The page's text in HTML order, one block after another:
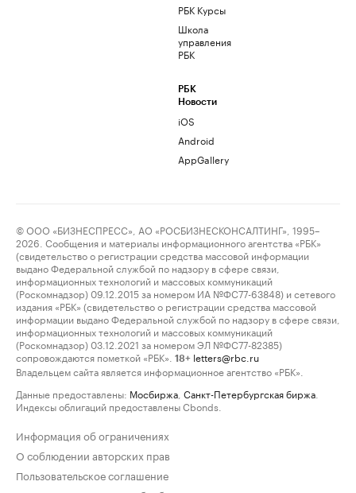
РБК Курсы
Школа
управления
РБК
РБК
Новости
iOS
Android
AppGallery
© ООО «БИЗНЕСПРЕСС», АО «РОСБИЗНЕСКОНСАЛТИНГ», 1995–
2026. Сообщения и материалы информационного агентства «РБК»
(свидетельство о регистрации средства массовой информации
выдано Федеральной службой по надзору в сфере связи,
информационных технологий и массовых коммуникаций
(Роскомнадзор) 09.12.2015 за номером ИА №ФС77-63848) и сетевого
издания «РБК» (свидетельство о регистрации средства массовой
информации выдано Федеральной службой по надзору в сфере связи,
информационных технологий и массовых коммуникаций
(Роскомнадзор) 03.12.2021 за номером ЭЛ №ФС77-82385)
сопровождаются пометкой «РБК».
18+ letters@rbc.ru
Владельцем сайта является информационное агентство «РБК».
Данные предоставлены: Мосбиржа Санкт-Петербургская биржа
Индексы облигаций предоставлены Cbonds.
Информация об ограничениях
О соблюдении авторских прав
Пользовательское соглашение